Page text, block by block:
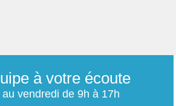
à votre écoute
vendredi de 9h à 17h